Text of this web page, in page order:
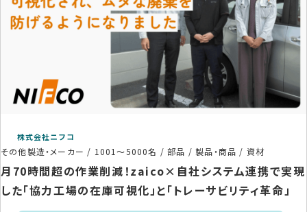
株式会社ニフコ
その他製造・メーカー / 1001〜5000名 /部品 / 製品・商品 / 資材
月70時間超の作業削減！zaico×自社システム連携で実現
した「協力工場の在庫可視化」と「トレーサビリティ革命」